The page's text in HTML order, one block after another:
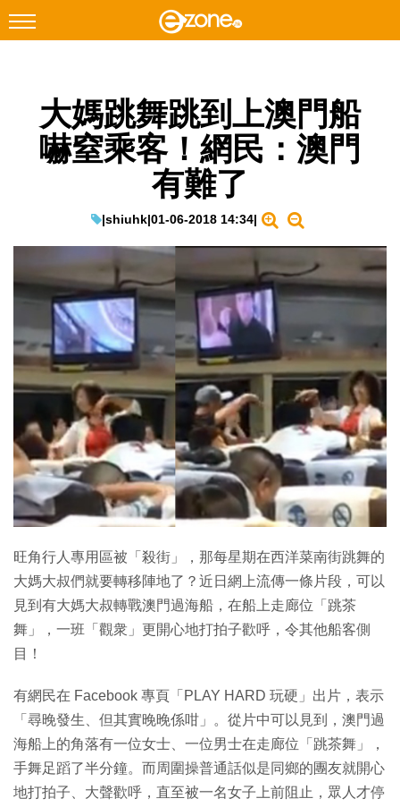
Facebook Instagram
科技焦點
教學評測
EduTech
IT Times
生成式AI與雲端應用
Enterprise Digital Transformation
特集
大媽跳舞跳到上澳門船
嚇窒乘客！網民：澳門
有難了
|shiuhk|01-06-2018 14:34|
旺角行人專用區被「殺街」，那每星期在西洋菜南街跳舞的
大媽大叔們就要轉移陣地了？近日網上流傳一條片段，可以
見到有大媽大叔轉戰澳門過海船，在船上走廊位「跳茶
舞」，一班「觀衆」更開心地打拍子歡呼，令其他船客側
目！
有網民在 Facebook 專頁「PLAY HARD 玩硬」出片，表示
「尋晚發生、但其實晚晚係咁」。從片中可以見到，澳門過
海船上的角落有一位女士、一位男士在走廊位「跳茶舞」，
手舞足蹈了半分鐘。而周圍操普通話似是同鄉的團友就開心
地打拍子、大聲歡呼，直至被一名女子上前阻止，眾人才停